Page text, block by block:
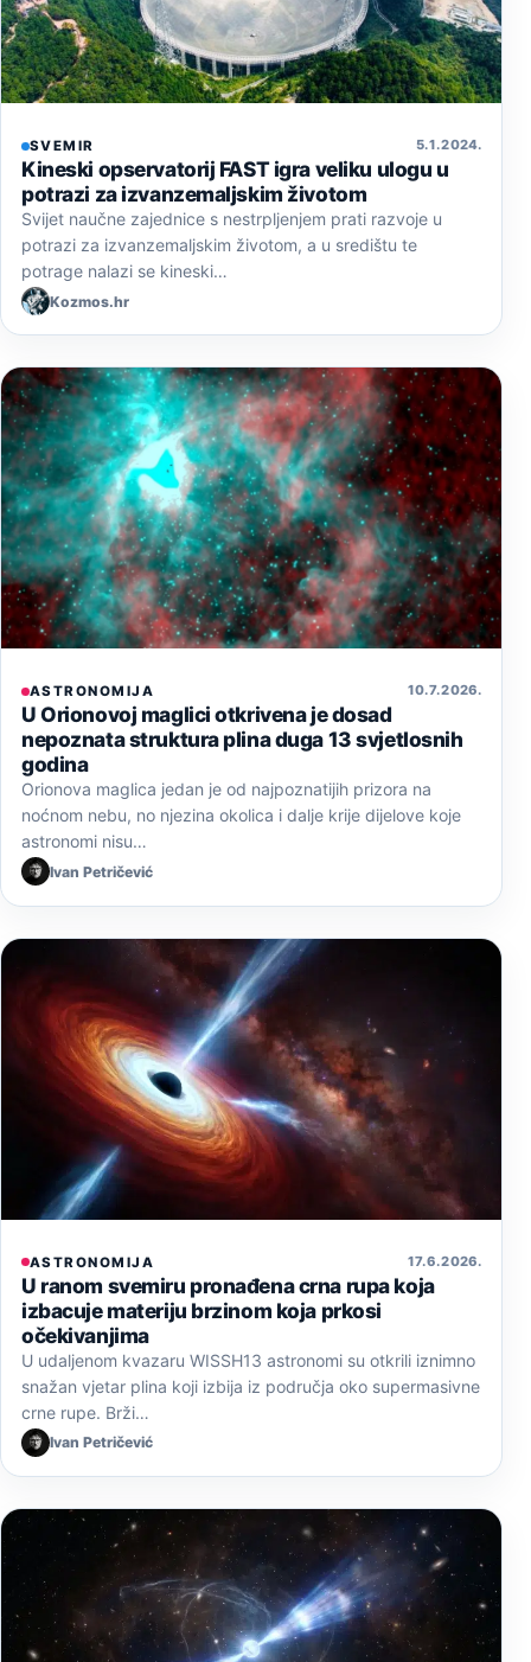
SVEMIR 5. 1. 2024.
Kineski opservatorij FAST igra veliku ulogu u
potrazi za izvanzemaljskim životom
Svijet naučne zajednice s nestrpljenjem prati razvoje u
potrazi za izvanzemaljskim životom, a u središtu te
potrage nalazi se kineski…
Kozmos.hr
ASTRONOMIJA 10. 7. 2026.
U Orionovoj maglici otkrivena je dosad
nepoznata struktura plina duga 13 svjetlosnih
godina
Orionova maglica jedan je od najpoznatijih prizora na
noćnom nebu, no njezina okolica i dalje krije dijelove koje
astronomi nisu…
Ivan Petričević
ASTRONOMIJA 17. 6. 2026.
U ranom svemiru pronađena crna rupa koja
izbacuje materiju brzinom koja prkosi
očekivanjima
U udaljenom kvazaru WISSH13 astronomi su otkrili iznimno
snažan vjetar plina koji izbija iz područja oko supermasivne
crne rupe. Brži…
Ivan Petričević